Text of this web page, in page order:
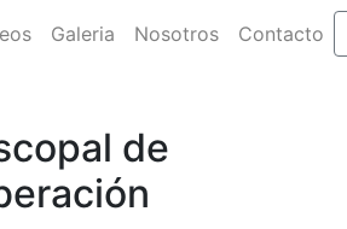
Galeria Nosotros Contacto
de